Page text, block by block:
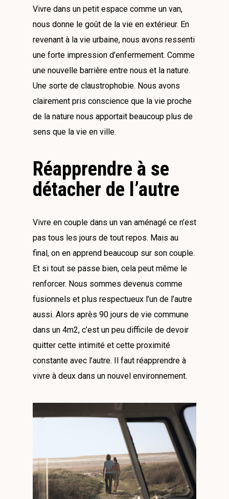
Vivre dans un petit espace comme un van,
nous donne le goût de la vie en extérieur. En
revenant à la vie urbaine, nous avons ressenti
une forte impression d’enfermement. Comme
une nouvelle barrière entre nous et la nature.
Une sorte de claustrophobie. Nous avons
clairement pris conscience que la vie proche
de la nature nous apportait beaucoup plus de
sens que la vie en ville.
Réapprendre à se
détacher de l’autre
Vivre en couple dans un van aménagé ce n’est
pas tous les jours de tout repos. Mais au
final, on en apprend beaucoup sur son couple.
Et si tout se passe bien, cela peut même le
renforcer. Nous sommes devenus comme
fusionnels et plus respectueux l’un de l’autre
aussi. Alors après 90 jours de vie commune
dans un 4m2, c’est un peu difficile de devoir
quitter cette intimité et cette proximité
constante avec l’autre. Il faut réapprendre à
vivre à deux dans un nouvel environnement.